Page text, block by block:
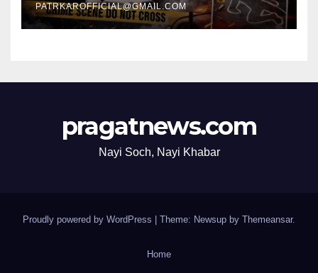
PATRKAROFFICIAL@GMAIL.COM
pragatnews.com
Nayi Soch, Nayi Khabar
Proudly powered by WordPress Theme: Newsup by Themeansar.
Home